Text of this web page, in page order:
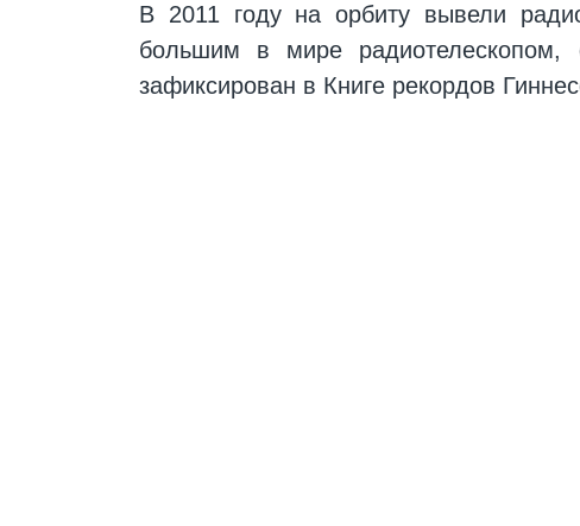
В 2011 году на орбиту вывели
большим в мире
зафиксирован в Книге рекордов